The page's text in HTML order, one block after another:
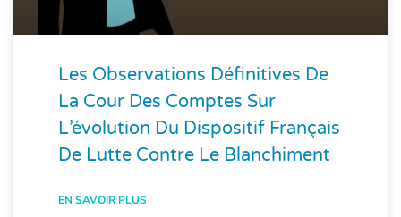
Les Observations Définitives De
La Cour Des Comptes Sur
L’évolution Du Dispositif Français
De Lutte Contre Le Blanchiment
EN SAVOIR PLUS